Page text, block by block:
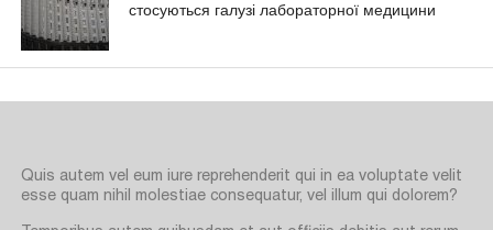
стосуються галузі лабораторної медицини
Quis autem vel eum iure reprehenderit qui in ea voluptate velit
esse quam nihil molestiae consequatur, vel illum qui dolorem?